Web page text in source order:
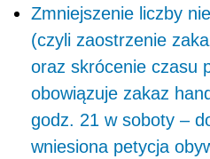
Zmniejszenie liczby
(czyli zaostrzenie
oraz skrócenie czasu
obowiązuje zakaz
godz. 21 w soboty –
wniesiona petycja